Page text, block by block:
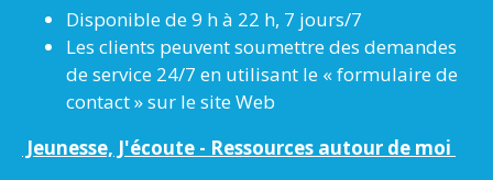
Disponible de 9 h à 22 h, 7 jours/7
Les clients peuvent soumettre des demandes
de service 24/7 en utilisant le « formulaire de
contact » sur le site Web
Jeunesse, J'écoute - Ressources autour de moi